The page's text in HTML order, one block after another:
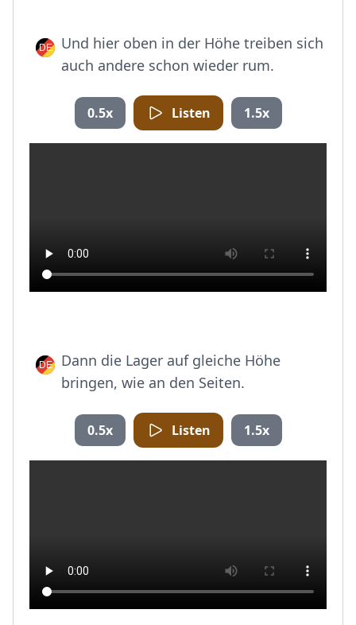
Und hier oben in der Höhe treiben sich
auch andere schon wieder rum.
0.5x Listen 1.5x
Dann die Lager auf gleiche Höhe
bringen, wie an den Seiten.
0.5x Listen 1.5x